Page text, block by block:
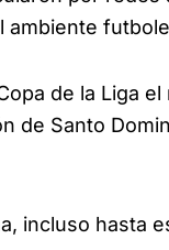
de la Liga
de Santo
incluso hasta